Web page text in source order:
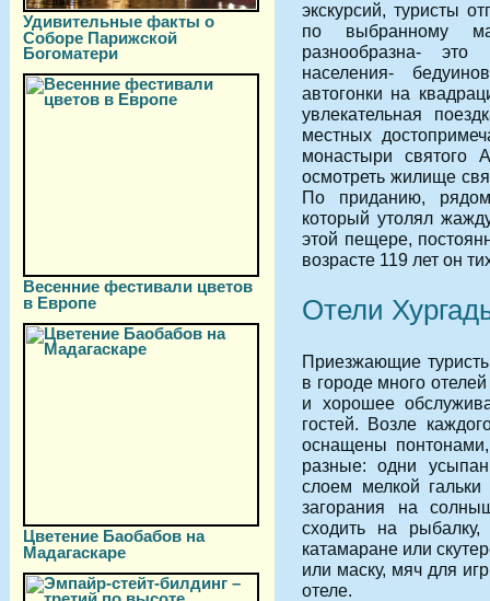
Удивительные факты о
Соборе Парижской
Богоматери
Весенние фестивали цветов
в Европе
Цветение Баобабов на
Мадагаскаре
экскурсий, туристы
по выбранному
разнообразна-
населения-
автогонки на
увлекательная
местных
монастыри святого
осмотреть жилище
По приданию,
который утолял
этой пещере,
возрасте 119 лет он
Отели
Приезжающие
в городе много
и хорошее
гостей. Возле
оснащены
разные: одни
слоем мелкой
загорания на
сходить на
катамаране или
или маску, мяч для
отеле.